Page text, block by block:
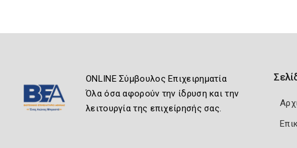
ONLINE Σύμβουλος Επιχειρηματία
Όλα όσα αφορούν την ίδρυση και την
λειτουργία της επιχείρησής σας.